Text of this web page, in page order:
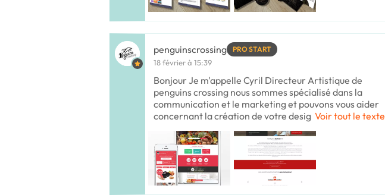
penguinscrossing PRO START
18 février à 15:39
Bonjour Je m'appelle Cyril Directeur Artistique de
penguins crossing nous sommes spécialisé dans la
communication et le marketing et pouvons vous aider
concernant la création de votre desig Voir tout le texte